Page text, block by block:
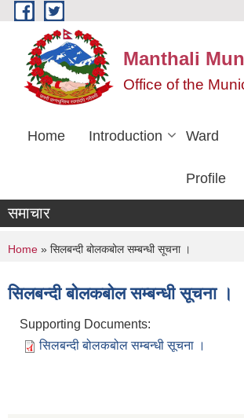
Skip to main content
Manthali
Office of the
Home Introduction Ward
Profile
समाचार
You are here
Home » सिलबन्दी बोलकबोल सम्बन्धी सूचना ।
सिलबन्दी बोलकबोल सम्बन्धी सूचना ।
Supporting Documents:
सिलबन्दी बोलकबोल सम्बन्धी सूचना ।